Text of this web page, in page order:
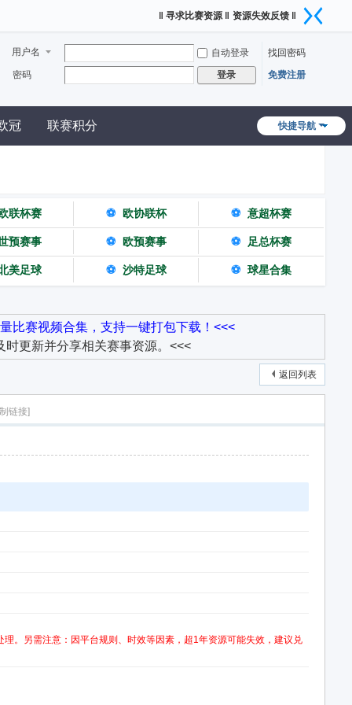
‖ 寻求比赛资源 ‖ 资源失效反馈 ‖
用户名 自动登录
找回密码
密码
登录 免费注册
快捷导航
冠 联赛积分
联杯赛 ⚽ 欧协联杯 ⚽ 意超杯赛
预赛事 ⚽ 欧预赛事 ⚽ 足总杯赛
美足球 ⚽ 沙特足球 ⚽ 球星合集
比赛视频合集，支持一键打包下载！<<<
更新并分享相关赛事资源。<<<
返回列表
链接]
。另需注意：因平台规则、时效等因素，超1年资源可能失效，建议兑